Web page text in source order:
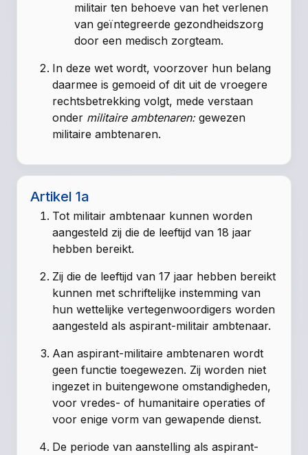
militair ten behoeve van het verlenen
van geïntegreerde gezondheidszorg
door een medisch zorgteam.
In deze wet wordt, voorzover hun belang
daarmee is gemoeid of dit uit de vroegere
rechtsbetrekking volgt, mede verstaan
onder militaire ambtenaren:gewezen
militaire ambtenaren.
Artikel 1a
Tot militair ambtenaar kunnen worden
aangesteld zij die de leeftijd van 18 jaar
hebben bereikt.
Zij die de leeftijd van 17 jaar hebben bereikt
kunnen met schriftelijke instemming van
hun wettelijke vertegenwoordigers worden
aangesteld als aspirant-militair ambtenaar.
Aan aspirant-militaire ambtenaren wordt
geen functie toegewezen. Zij worden niet
ingezet in buitengewone omstandigheden,
voor vredes- of humanitaire operaties of
voor enige vorm van gewapende dienst.
De periode van aanstelling als aspirant-